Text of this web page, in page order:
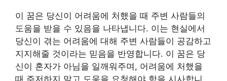
이 꿈은 당신이 어려움에 처했을 때 주변 사람들의
도움을 받을 수 있음을 나타냅니다. 이는 현실에서
당신이 겪는 어려움에 대해 주변 사람들이 공감하고
지지해줄 것이라는 믿음을 반영합니다. 이 꿈은 당
신이 혼자가 아님을 일깨워주며, 어려움에 처했을
때 주저하지 말고 도움을 요청해야 함을 시사합니